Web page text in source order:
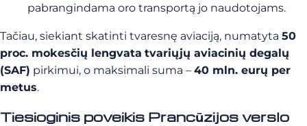
pabrangindama oro transportą jo naudotojams.
Tačiau, siekiant skatinti tvaresnę aviaciją, numatyta 50
proc. mokesčių lengvata tvariųjų aviacinių degalų
(SAF) pirkimui, o maksimali suma – 40 mln. eurų per
metus.
Tiesioginis poveikis Prancūzijos verslo